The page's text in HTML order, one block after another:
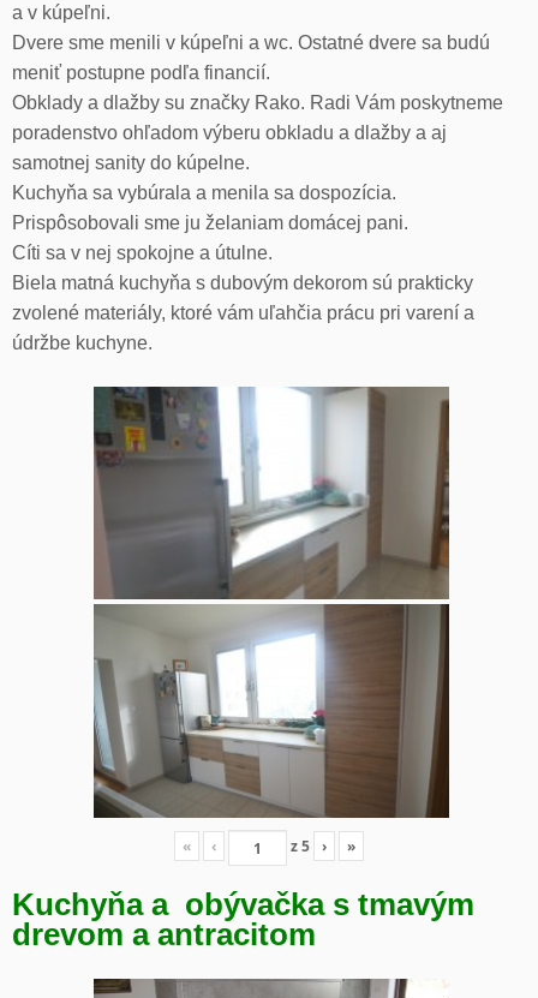
a v kúpeľni.
Dvere sme menili v kúpeľni a wc. Ostatné dvere sa budú
meniť postupne podľa financií.
Obklady a dlažby su značky Rako. Radi Vám poskytneme
poradenstvo ohľadom výberu obkladu a dlažby a aj
samotnej sanity do kúpelne.
Kuchyňa sa vybúrala a menila sa dospozícia.
Prispôsobovali sme ju želaniam domácej pani.
Cíti sa v nej spokojne a útulne.
Biela matná kuchyňa s dubovým dekorom sú prakticky
zvolené materiály, ktoré vám uľahčia prácu pri varení a
údržbe kuchyne.
« ‹ z5 › »
Kuchyňa a obývačka s tmavým
drevom a antracitom